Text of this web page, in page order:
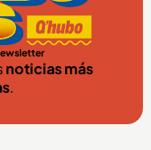
noticias más
.